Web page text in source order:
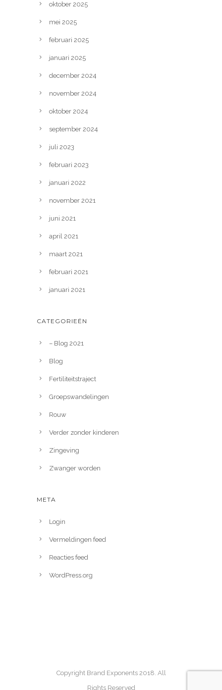
oktober 2025
mei 2025
februari 2025
januari 2025
december 2024
november 2024
oktober 2024
september 2024
juli 2023
februari 2023
januari 2022
november 2021
juni 2021
april 2021
maart 2021
februari 2021
januari 2021
CATEGORIEËN
– Blog 2021
Blog
Fertiliteitstraject
Groepswandelingen
Rouw
Verder zonder kinderen
Zingeving
Zwanger worden
META
Login
Vermeldingen feed
Reacties feed
WordPress.org
Copyright Brand Exponents 2018. All
Rights Reserved